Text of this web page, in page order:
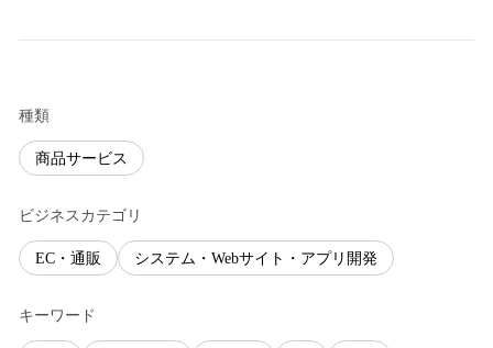
種類
商品サービス
ビジネスカテゴリ
EC・通販 システム・Webサイト・アプリ開発
キーワード